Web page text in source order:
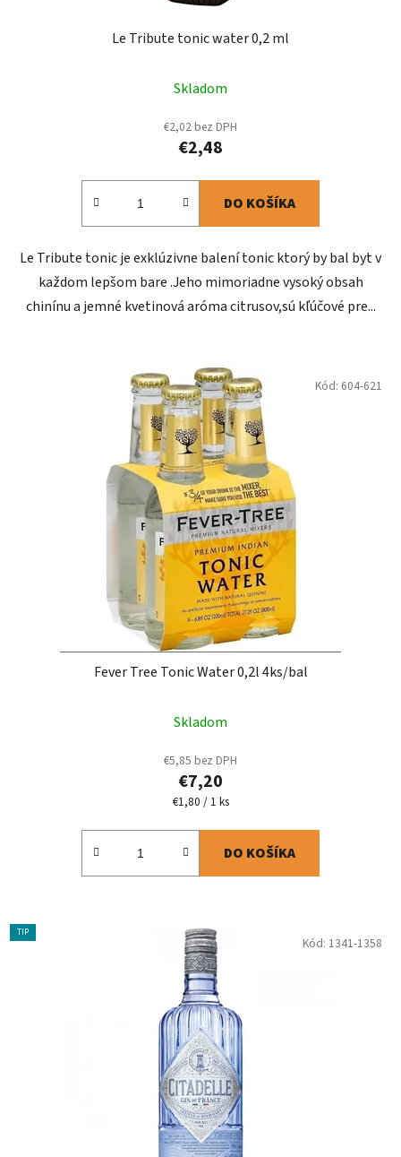
Le Tribute tonic water 0,2 ml
Skladom
€2,02 bez DPH
€2,48
DO KOŠÍKA
Le Tribute tonic je exklúzivne balení tonic ktorý by bal byt v
každom lepšom bare .Jeho mimoriadne vysoký obsah
chinínu a jemné kvetinová aróma citrusov,sú kľúčové pre...
Fever Tree Tonic Water 0,2l 4ks/bal
Skladom
€5,85 bez DPH
€7,20
Jednotková
€1,80 / 1 ks
DO KOŠÍKA
Kód: 604-621
TIP
Kód: 1341-1358